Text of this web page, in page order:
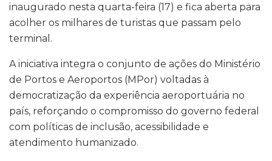
inaugurado nesta quarta-feira (17) e fica aberta para
acolher os milhares de turistas que passam pelo
terminal.
A iniciativa integra o conjunto de ações do Ministério
de Portos e Aeroportos (MPor) voltadas à
democratização da experiência aeroportuária no
país, reforçando o compromisso do governo federal
com políticas de inclusão, acessibilidade e
atendimento humanizado.